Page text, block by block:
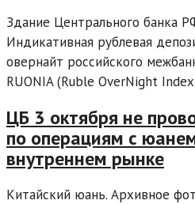
Здание Центрального банка
Индикативная рублевая
овернайт российского
RUONIA (Ruble OverNight
ЦБ 3 октября не
по операциям с
внутреннем рынке
Китайский юань. Архивное